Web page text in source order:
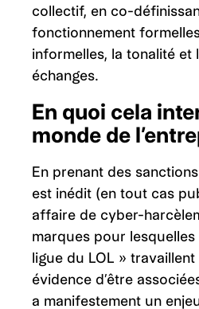
collectif, en co-
fonctionnement
informelles, la tonalité et
échanges.
En quoi cela
monde de
En prenant des
est inédit (en tout cas
affaire de cyber-
marques pour lesquelles
ligue du LOL »
évidence d’être
a manifestement un